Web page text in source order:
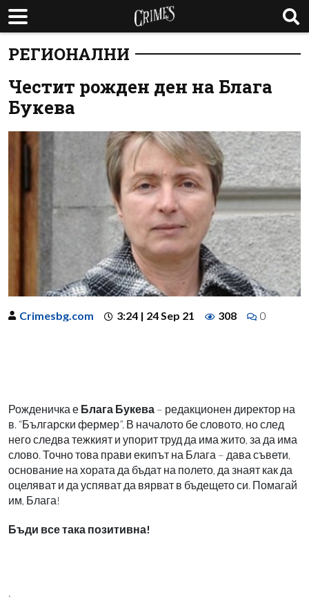
РЕГИОНАЛНИ
Честит рожден ден на Блага
Букева
Crimesbg.com 3:24 | 24 Sep 21 308 0
Рожденичка е Блага Букева – редакционен директор на
в. “Български фермер”. В началото бе словото, но след
него следва тежкият и упорит труд да има жито, за да има
слово. Точно това прави екипът на Блага – дава съвети,
основание на хората да бъдат на полето, да знаят как да
оцеляват и да успяват да вярват в бъдещето си. Помагай
им, Блага!
Бъди все така позитивна!
`